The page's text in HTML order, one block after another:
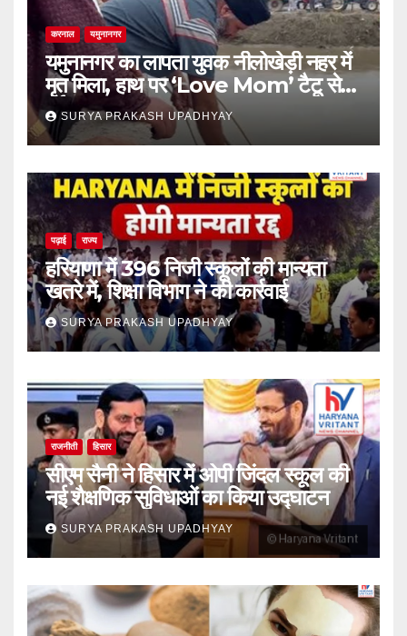
करनाल यमुनानगर
यमुनानगर का लापता युवक नीलोखेड़ी नहर में
मृत मिला, हाथ पर ‘Love Mom’ टैटू से
हुई पहचान
SURYA PRAKASH UPADHYAY
पढ़ाई राज्य
हरियाणा में 396 निजी स्कूलों की मान्यता
खतरे में, शिक्षा विभाग ने की कार्रवाई
SURYA PRAKASH UPADHYAY
राजनीती हिसार
सीएम सैनी ने हिसार में ओपी जिंदल स्कूल की
नई शैक्षणिक सुविधाओं का किया उद्घाटन
SURYA PRAKASH UPADHYAY